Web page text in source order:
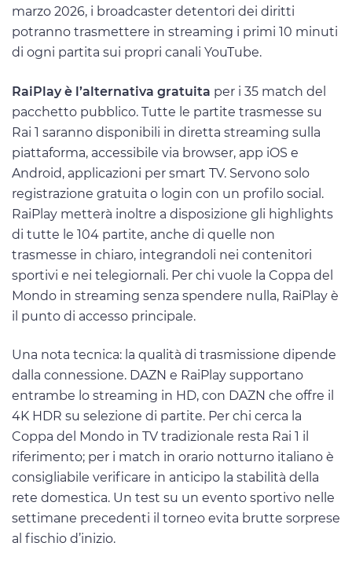
marzo 2026, i broadcaster detentori dei diritti
potranno trasmettere in streaming i primi 10 minuti
di ogni partita sui propri canali YouTube.
RaiPlay è l’alternativa gratuita per i 35 match del
pacchetto pubblico. Tutte le partite trasmesse su
Rai 1 saranno disponibili in diretta streaming sulla
piattaforma, accessibile via browser, app iOS e
Android, applicazioni per smart TV. Servono solo
registrazione gratuita o login con un profilo social.
RaiPlay metterà inoltre a disposizione gli highlights
di tutte le 104 partite, anche di quelle non
trasmesse in chiaro, integrandoli nei contenitori
sportivi e nei telegiornali. Per chi vuole la Coppa del
Mondo in streaming senza spendere nulla, RaiPlay è
il punto di accesso principale.
Una nota tecnica: la qualità di trasmissione dipende
dalla connessione. DAZN e RaiPlay supportano
entrambe lo streaming in HD, con DAZN che offre il
4K HDR su selezione di partite. Per chi cerca la
Coppa del Mondo in TV tradizionale resta Rai 1 il
riferimento; per i match in orario notturno italiano è
consigliabile verificare in anticipo la stabilità della
rete domestica. Un test su un evento sportivo nelle
settimane precedenti il torneo evita brutte sorprese
al fischio d’inizio.